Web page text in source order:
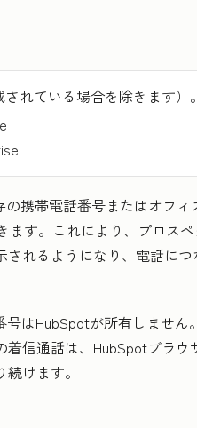
れている場合を除きます）。
携帯電話番号またはオフィ
ます。これにより、プロス
れるようになり、電話に
号はHubSpotが所有しません
信通話は、HubSpotブラウ
けます。